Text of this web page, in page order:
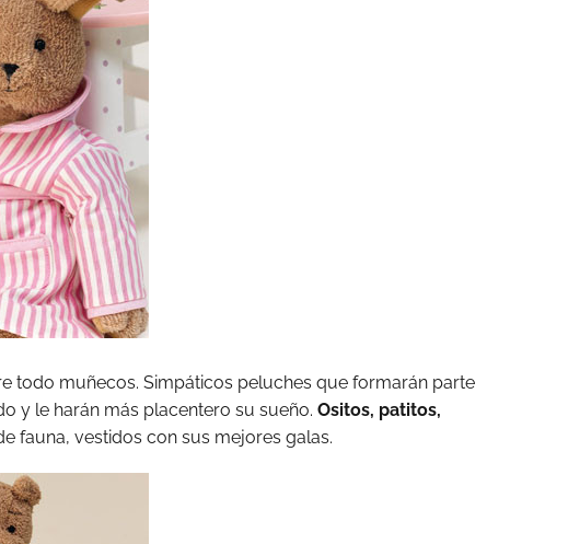
todo muñecos. Simpáticos peluches que formarán parte
y le harán más placentero su sueño. Ositos, patitos,
fauna, vestidos con sus mejores galas.